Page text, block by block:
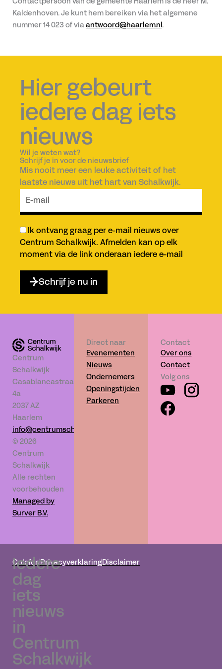
Kaldenhoven. Je kunt hem bereiken via het algemene
nummer 14 023 of viaantwoord@haarlem.nl.
Hier gebeurt
iedere dag iets
nieuws
Wil je weten wat?
Schrijf je in voor de nieuwsbrief
Mis nooit meer een leuke activiteit of het
laatste nieuws uit het hart van Schalkwijk.
mail
Goedkeuring
Ik ontvang graag per e-mail nieuws over
Centrum Schalkwijk. Afmelden kan op elk
moment via de link onderaan iedere e-mail
Schrijf je nu in
Centrum
Schalkwijk
Casablancastraat
4a
2037 AZ
Haarlem
info@centrumschalkwijk.nl
© 2026
Centrum
Schalkwijk
Alle rechten
voorbehouden
Managed by
Surver B.V.
Direct naar
Evenementen
Nieuws
Ondernemers
Openingstijden
Parkeren
Contact
Over ons
Contact
Volg ons
ColofonPrivacyverklaringDisclaimer
Iedere
dag
iets
nieuws
in
Centrum
Schalkwijk